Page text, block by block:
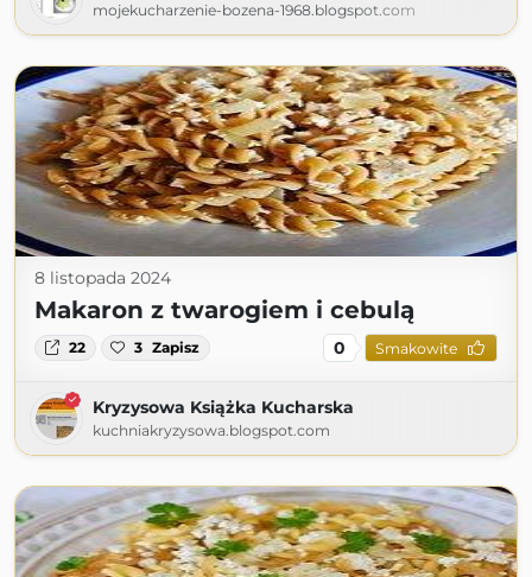
mojekucharzenie-bozena-1968.blogspot.com
8 listopada 2024
Makaron z twarogiem i cebulą
22 3 Zapisz 0 Smakowite
Kryzysowa Książka Kucharska
kuchniakryzysowa.blogspot.com